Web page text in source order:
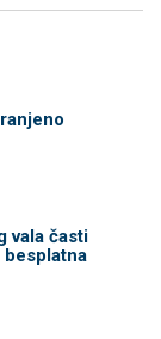
vala časti
besplatna